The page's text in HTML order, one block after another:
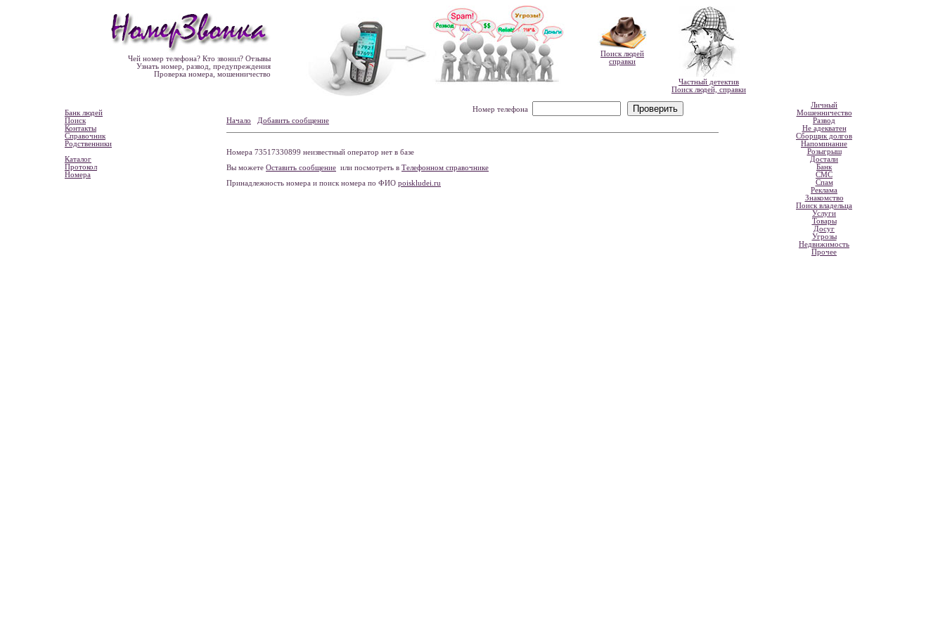
Чей номер телефона? Кто звонил? Отзывы
Узнать номер, развод, предупреждения
Проверка номера, мошенничество
Поиск людей
справки
Частный детектив
Поиск людей, справки
Банк людей
Поиск
Контакты
Справочник
Родственники
Каталог
Протокол
Номера
Номер телефона
Начало
Добавить сообщение
Номера 73517330899 неизвестный оператор нет в базе
Вы можете Оставить сообщение или посмотреть в Телефонном справочнике
Принадлежность номера и поиск номера по ФИО poiskludei.ru
Личный
Мошенничество
Развод
Не адекватен
Сборщик долгов
Напоминание
Розыгрыш
Достали
Банк
СМС
Спам
Реклама
Знакомство
Поиск владельца
Услуги
Товары
Досуг
Угрозы
Недвижимость
Прочее